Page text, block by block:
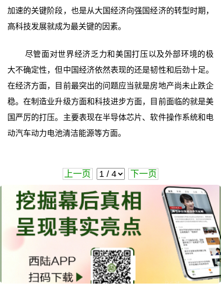
加速的关键阶段，也是从大国经济向强国经济的转型时期，
高科技发展就成为最关键的因素。
尽管面对世界经济乏力和美国打压以及外部环境的极
大不确定性，但中国经济依然表现的还是韧性和后劲十足。
在经济方面，目前最突出的问题应当就是房地产尚未止跌企
稳。在制造业升级方面和科技进步方面，目前面临的就是美
国严厉的打压。主要表现在半导体芯片、软件操作系统和电
动汽车动力电池清洁能源等方面。
上一页 下一页